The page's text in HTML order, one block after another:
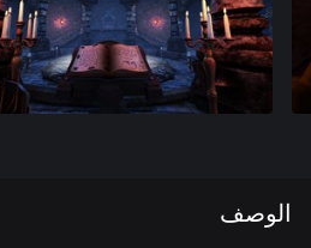
الوصف